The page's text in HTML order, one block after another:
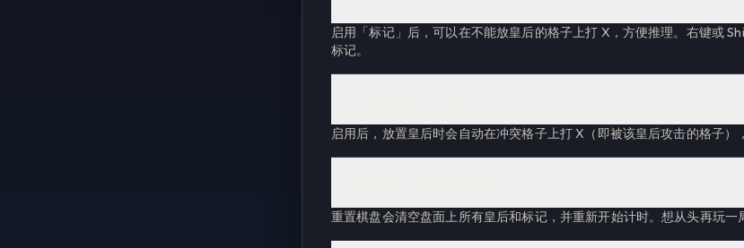
启用「标记」后，可以在不能放皇后的格子上打 X，方便推理。右键或
标记。
启用后，放置皇后时会自动在冲突格子上打 X（即被该皇后攻击的格子）
重置棋盘会清空盘面上所有皇后和标记，并重新开始计时。想从头再玩一